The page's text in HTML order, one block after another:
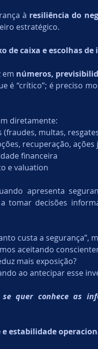
à resiliência do
estratégico.
de caixa e escolhas
em números,
é “crítico”; é preciso
diretamente:
multas,
recuperação, ações
financeira
e valuation
apresenta
tomar decisões
custa a segurança”,
aceitando
mais exposição?
ao antecipar esse
quer conhece as
estabilidade